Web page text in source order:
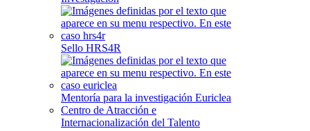
Sello HRS4R
Mentoría para la investigación Euriclea
Centro de Atracción e
Internacionalización del Talento